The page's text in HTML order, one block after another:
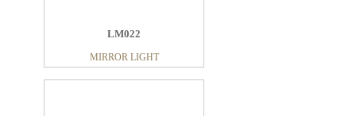
LM022
MIRROR LIGHT